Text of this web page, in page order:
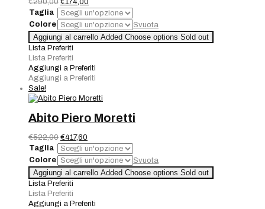
prezzo
originale
era:
€290,00.
prezzo
attuale
è:
€174,00.
Taglia
Colore
Svuota
Giacca
Piero
Moretti
quantità
Aggiungi al carrello Added Choose options Sold out
Lista Preferiti
Lista Preferiti
Aggiungi a Preferiti
Aggiungi a Preferiti
Sale!
Abito Piero Moretti
€522,00 Il
prezzo
originale
era:
€522,00.
€417,60
prezzo
attuale
è:
€417,60.
Taglia
Colore
Svuota
Abito
Piero
Moretti
quantità
Aggiungi al carrello Added Choose options Sold out
Lista Preferiti
Lista Preferiti
Aggiungi a Preferiti